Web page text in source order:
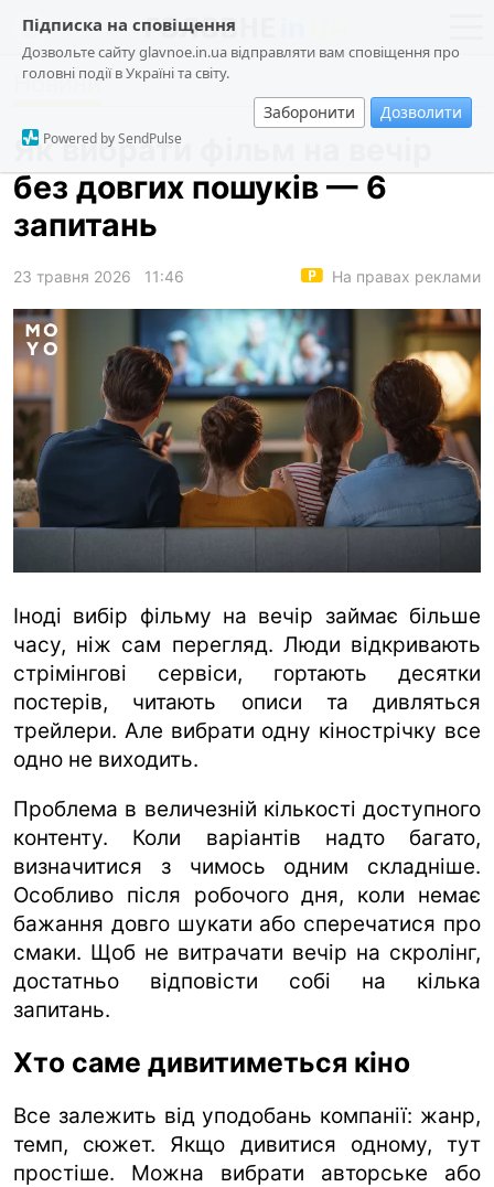
Підписка на сповіщення
Дозвольте сайту glavnoe.in.ua відправляти вам сповіщення про
головні події в Україні та світу.
Заборонити Дозволити
Powered by SendPulse
новини
про проєкт
суспільство
події
техно
спорт
лонгріди
харків
архів
gambling
Новини
Як вибрати фільм на вечір
без довгих пошуків — 6
запитань
23 травня 2026 11:46 На правах реклами
Іноді вибір фільму на вечір займає більше
часу, ніж сам перегляд. Люди відкривають
стрімінгові сервіси, гортають десятки
постерів, читають описи та дивляться
трейлери. Але вибрати одну кінострічку все
одно не виходить.
Проблема в величезній кількості доступного
контенту. Коли варіантів надто багато,
визначитися з чимось одним складніше.
Особливо після робочого дня, коли немає
бажання довго шукати або сперечатися про
смаки. Щоб не витрачати вечір на скролінг,
достатньо відповісти собі на кілька
запитань.
Хто саме дивитиметься кіно
Все залежить від уподобань компанії: жанр,
темп, сюжет. Якщо дивитися одному, тут
простіше. Можна вибрати авторське або